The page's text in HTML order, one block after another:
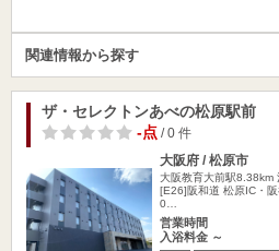
関連情報から探す
ザ・セレクトンあべの松原駅前
-点/ 0 件
大阪府 / 松原市
大阪教育大前駅8.38km
[E26]阪和道 松原IC・
0…
営業時間
入浴料金 ～